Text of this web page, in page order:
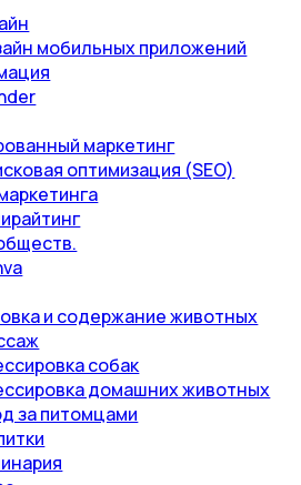
мобильных приложений
маркетинг
оптимизация (SEO)
и содержание животных
собак
домашних животных
за питомцами